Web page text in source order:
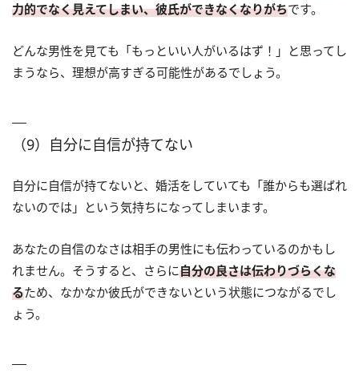
力的でなく見えてしまい、彼氏ができなくなりがちです。
どんな男性を見ても「もっといい人がいるはず！」と思ってし
まうなら、理想が高すぎる可能性があるでしょう。
（9）自分に自信が持てない
自分に自信が持てないと、婚活をしていても「誰からも選ばれ
ないのでは」という気持ちになってしまいます。
あなたの自信のなさは相手の男性にも伝わっているのかもし
れません。そうすると、さらに自分の良さは伝わりづらくな
るため、なかなか彼氏ができないという状態につながるでし
ょう。